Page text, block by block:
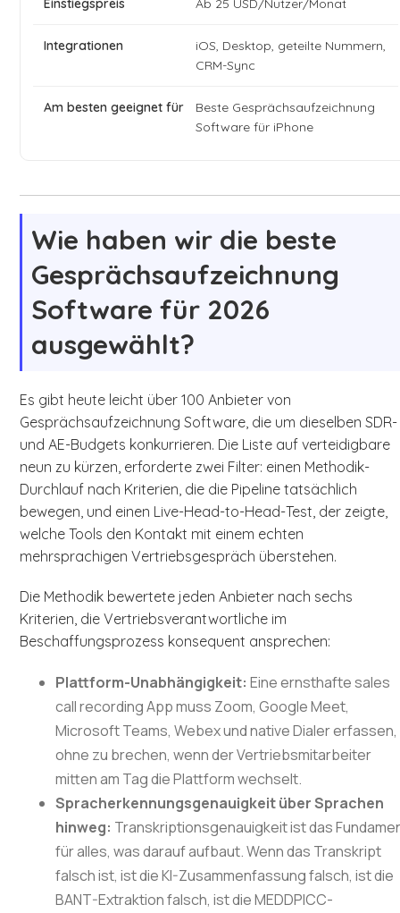
Ab 25 USD/Nutzer/Monat
iOS, Desktop, geteilte Nummern,
CRM-Sync
Beste Gesprächsaufzeichnung
Software für iPhone
Wie haben wir die beste
Gesprächsaufzeichnung
Software für 2026
ausgewählt?
Es gibt heute leicht über 100 Anbieter von
Gesprächsaufzeichnung Software, die um dieselben SDR-
und AE-Budgets konkurrieren. Die Liste auf verteidigbare
neun zu kürzen, erforderte zwei Filter: einen Methodik-
Durchlauf nach Kriterien, die die Pipeline tatsächlich
bewegen, und einen Live-Head-to-Head-Test, der zeigte,
welche Tools den Kontakt mit einem echten
mehrsprachigen Vertriebsgespräch überstehen.
Die Methodik bewertete jeden Anbieter nach sechs
Kriterien, die Vertriebsverantwortliche im
Beschaffungsprozess konsequent ansprechen:
Plattform-Unabhängigkeit: Eine ernsthafte sales
call recording App muss Zoom, Google Meet,
Microsoft Teams, Webex und native Dialer erfassen,
ohne zu brechen, wenn der Vertriebsmitarbeiter
mitten am Tag die Plattform wechselt.
Spracherkennungsgenauigkeit über Sprachen
hinweg: Transkriptionsgenauigkeit ist das
für alles, was darauf aufbaut. Wenn das Transkript
falsch ist, ist die KI-Zusammenfassung falsch, ist die
BANT-Extraktion falsch, ist die MEDDPICC-